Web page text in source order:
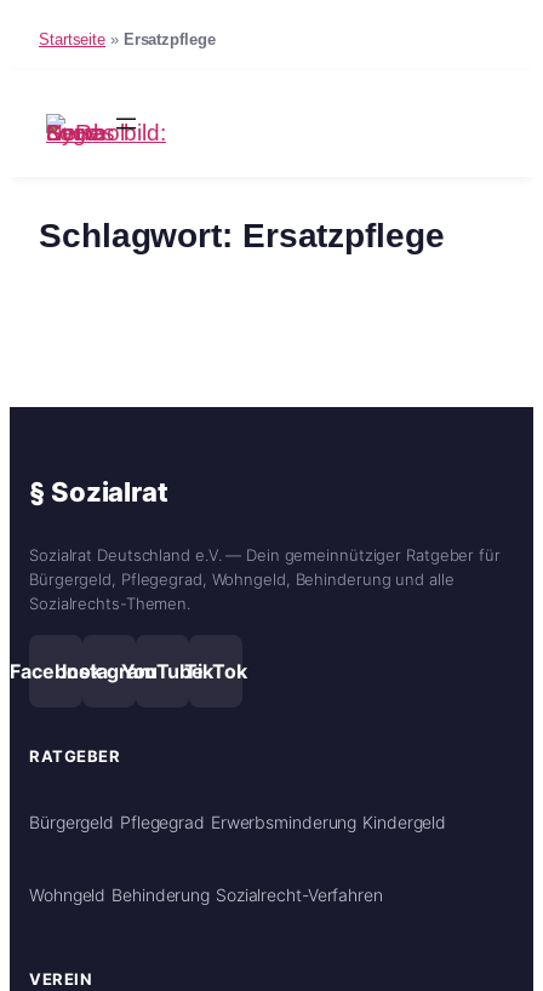
Startseite » Ersatzpflege
Inhalt
springen
Schlagwort: Ersatzpflege
§ Sozialrat
Sozialrat Deutschland e.V. — Dein gemeinnütziger Ratgeber für
Bürgergeld, Pflegegrad, Wohngeld, Behinderung und alle
Sozialrechts-Themen.
FacebookInstagramYouTubeTikTok
RATGEBER
Bürgergeld Pflegegrad Erwerbsminderung Kindergeld
Wohngeld Behinderung Sozialrecht-Verfahren
VEREIN